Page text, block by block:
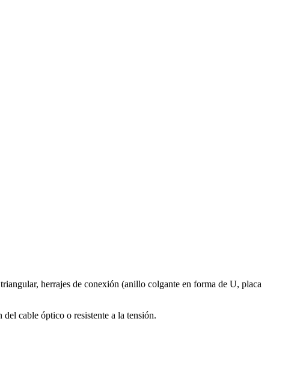
herrajes de conexión (anillo colgante en forma de U, placa
cable óptico o resistente a la tensión.